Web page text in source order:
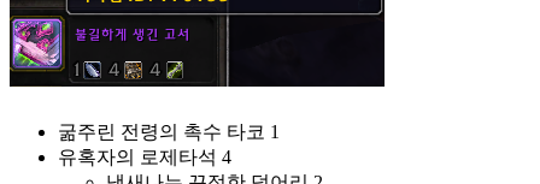
갑
옷
상
자
굶주린 전령의 촉수 타코 1
유혹자의 로제타석 4